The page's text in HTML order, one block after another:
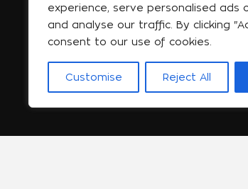
experience, serve personalised ads
and analyse our traffic. By clicking
consent to our use of cookies.
Customise Reject All
Ειδικές Προσφορές
Περισσότερα....